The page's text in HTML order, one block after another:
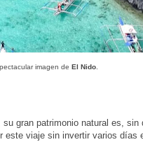
imagen de El Nido.
gran patrimonio natural es, sin
este viaje sin invertir varios días